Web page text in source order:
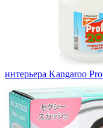
интерьера Kangaroo